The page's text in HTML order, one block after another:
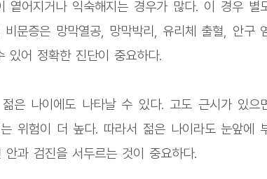
옅어지거나 익숙해지는 경우가 많다. 이 경우 별
문증은 망막열공, 망막박리, 유리체 출혈, 안구
있어 정확한 진단이 중요하다.
은 나이에도 나타날 수 있다. 고도 근시가 있으
위험이 더 높다. 따라서 젊은 나이라도 눈앞에
과 검진을 서두르는 것이 중요하다.